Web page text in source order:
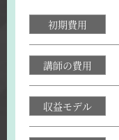
初期費用
講師の費用
収益モデル